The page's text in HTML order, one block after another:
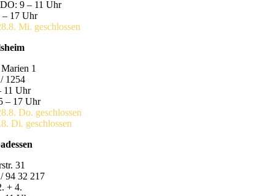
9 – 11 Uhr
17 Uhr
Mi. geschlossen
1
1254
11 Uhr
– 17 Uhr
Do. geschlossen
Di. geschlossen
31
94 32 217
+ 4.